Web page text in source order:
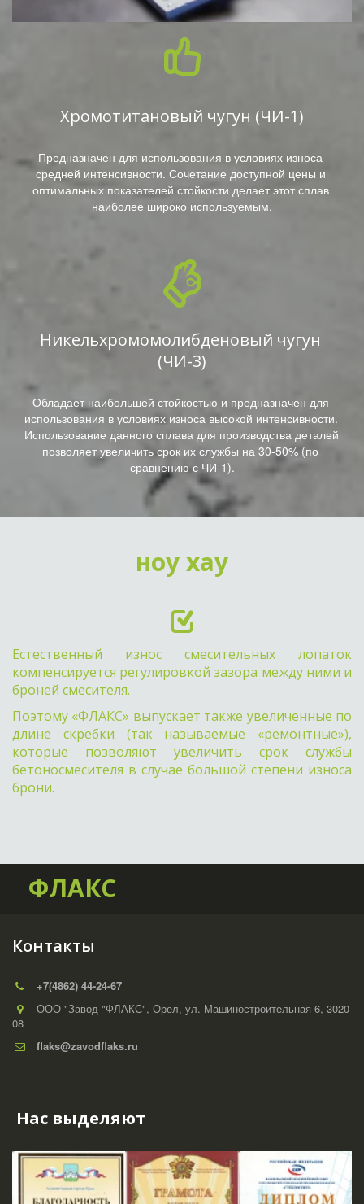
Хромотитановый чугун (ЧИ-1)
Предназначен для использования в условиях износа
средней интенсивности. Сочетание доступной цены и
оптимальных показателей стойкости делает этот сплав
наиболее широко используемым.
Никельхромомолибденовый чугун
(ЧИ-3)
Обладает наибольшей стойкостью и предназначен для
использования в условиях износа высокой интенсивности.
Использование данного сплава для производства деталей
позволяет увеличить срок их службы на 30-50% (по
сравнению с ЧИ-1).
ноу хау
Естественный износ смесительных лопаток
компенсируется регулировкой зазора между ними и
броней смесителя.
Поэтому «ФЛАКС» выпускает также увеличенные по
длине скребки (так называемые «ремонтные»),
которые позволяют увеличить срок службы
бетоносмесителя в случае большой степени износа
брони.
ФЛАКС
Контакты
+7(4862) 44-24-67
ООО "Завод "ФЛАКС", Орел, ул. Машиностроительная 6, 3020
08
flaks@zavodflaks.ru
Нас выделяют